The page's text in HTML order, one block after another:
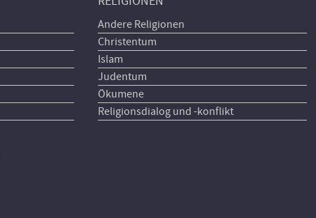
Andere Religionen
Christentum
Islam
Judentum
Ökumene
Religionsdialog und -konflikt